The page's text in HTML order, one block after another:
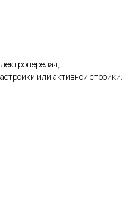
или активной стройки.